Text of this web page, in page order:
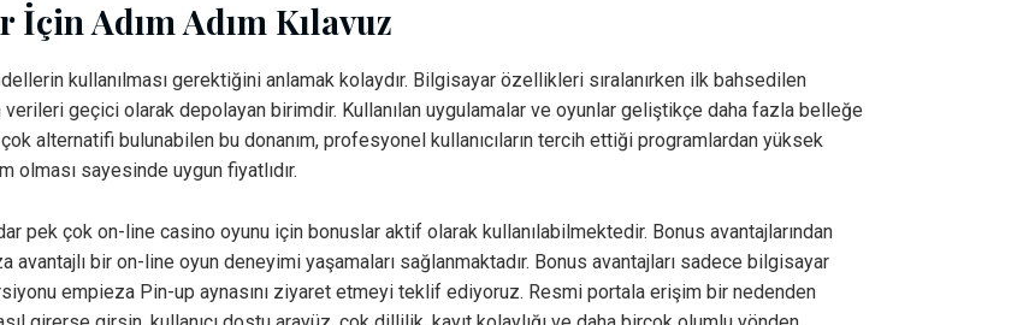
Adım Adım Kılavuz
kullanılması gerektiğini anlamak kolaydır. Bilgisayar özellikleri sıralanırken ilk bahsedilen
verileri geçici olarak depolayan birimdir. Kullanılan uygulamalar ve oyunlar geliştikçe daha fazla belleğe
alternatifi bulunabilen bu donanım, profesyonel kullanıcıların tercih ettiği programlardan yüksek
olması sayesinde uygun fiyatlıdır.
pek çok on-line casino oyunu için bonuslar aktif olarak kullanılabilmektedir. Bonus avantajlarından
avantajlı bir on-line oyun deneyimi yaşamaları sağlanmaktadır. Bonus avantajları sadece bilgisayar
empieza Pin-up aynasını ziyaret etmeyi teklif ediyoruz. Resmi portala erişim bir nedenden